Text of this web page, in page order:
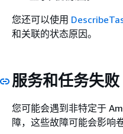
您还可以使用
和关联的状态原因。
服务和任务失败
您可能会遇到非特定于
障，这些故障可能会影响